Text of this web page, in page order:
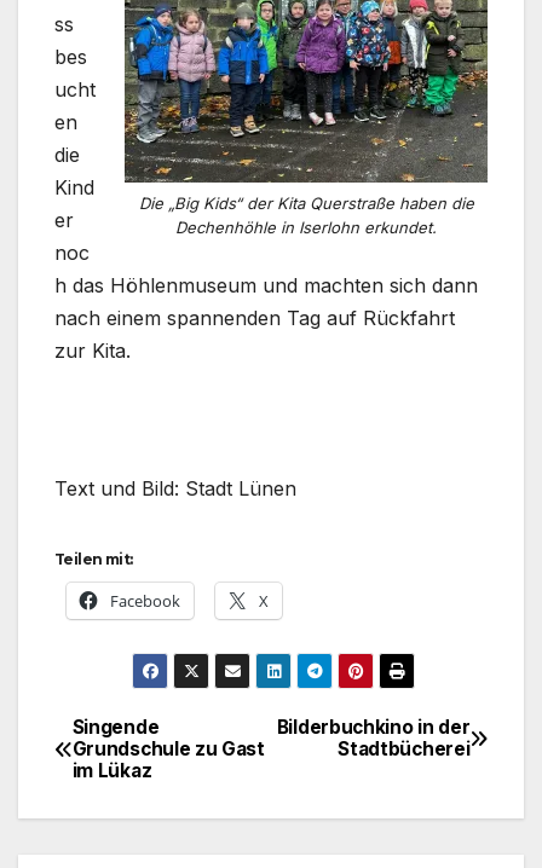
Die „Big Kids“ der Kita Querstraße haben die
Dechenhöhle in Iserlohn erkundet.
ss
bes
ucht
en
die
Kind
er
noc
h das Höhlenmuseum und machten sich dann
nach einem spannenden Tag auf Rückfahrt
zur Kita.
Text und Bild: Stadt Lünen
Teilen mit:
Facebook X
Beitragsnavigation
Bilderbuchkino in der
Stadtbücherei
Singende
Grundschule zu Gast
im Lükaz